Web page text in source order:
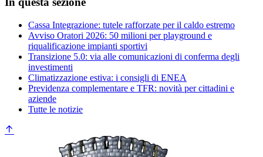
Cassa Integrazione: tutele rafforzate per il caldo estremo
Avviso Oratori 2026: 50 milioni per playground e
riqualificazione impianti sportivi
Transizione 5.0: via alle comunicazioni di conferma degli
investimenti
Climatizzazione estiva: i consigli di ENEA
Previdenza complementare e TFR: novità per cittadini e
aziende
Tutte le notizie